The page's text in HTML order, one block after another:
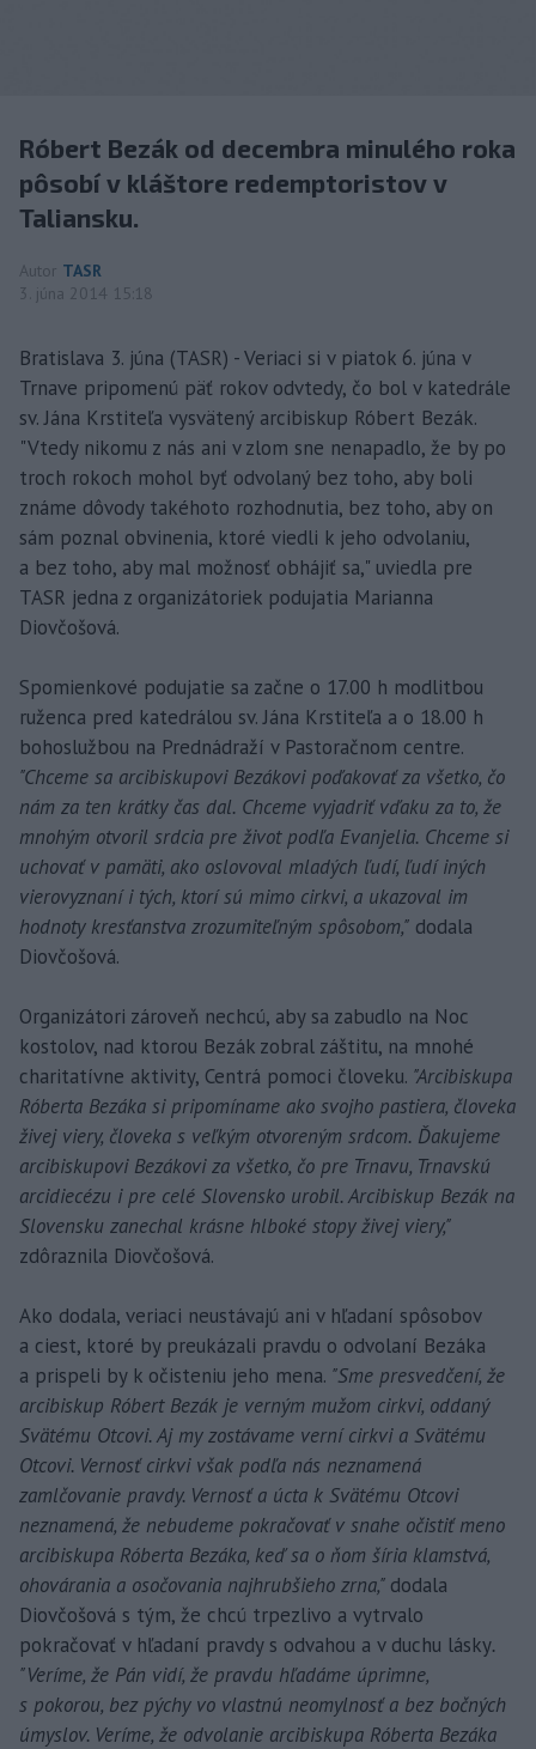
Róbert Bezák od decembra minulého roka
pôsobí v kláštore redemptoristov v
Taliansku.
Autor TASR
3. júna 2014 15:18
Bratislava 3. júna (TASR) - Veriaci si v piatok 6. júna v
Trnave pripomenú päť rokov odvtedy, čo bol v katedrále
sv. Jána Krstiteľa vysvätený arcibiskup Róbert Bezák.
"Vtedy nikomu z nás ani v zlom sne nenapadlo, že by po
troch rokoch mohol byť odvolaný bez toho, aby boli
známe dôvody takéhoto rozhodnutia, bez toho, aby on
sám poznal obvinenia, ktoré viedli k jeho odvolaniu,
a bez toho, aby mal možnosť obhájiť sa," uviedla pre
TASR jedna z organizátoriek podujatia Marianna
Diovčošová.
Spomienkové podujatie sa začne o 17.00 h modlitbou
ruženca pred katedrálou sv. Jána Krstiteľa a o 18.00 h
bohoslužbou na Prednádraží v Pastoračnom centre.
"Chceme sa arcibiskupovi Bezákovi poďakovať za všetko, čo
nám za ten krátky čas dal. Chceme vyjadriť vďaku za to, že
mnohým otvoril srdcia pre život podľa Evanjelia. Chceme si
uchovať v pamäti, ako oslovoval mladých ľudí, ľudí iných
vierovyznaní i tých, ktorí sú mimo cirkvi, a ukazoval im
hodnoty kresťanstva zrozumiteľným spôsobom," dodala
Diovčošová.
Organizátori zároveň nechcú, aby sa zabudlo na Noc
kostolov, nad ktorou Bezák zobral záštitu, na mnohé
charitatívne aktivity, Centrá pomoci človeku. "Arcibiskupa
Róberta Bezáka si pripomíname ako svojho pastiera, človeka
živej viery, človeka s veľkým otvoreným srdcom. Ďakujeme
arcibiskupovi Bezákovi za všetko, čo pre Trnavu, Trnavskú
arcidiecézu i pre celé Slovensko urobil. Arcibiskup Bezák na
Slovensku zanechal krásne hlboké stopy živej viery,"
zdôraznila Diovčošová.
Ako dodala, veriaci neustávajú ani v hľadaní spôsobov
a ciest, ktoré by preukázali pravdu o odvolaní Bezáka
a prispeli by k očisteniu jeho mena. "Sme presvedčení, že
arcibiskup Róbert Bezák je verným mužom cirkvi, oddaný
Svätému Otcovi. Aj my zostávame verní cirkvi a Svätému
Otcovi. Vernosť cirkvi však podľa nás neznamená
zamlčovanie pravdy. Vernosť a úcta k Svätému Otcovi
neznamená, že nebudeme pokračovať v snahe očistiť meno
arcibiskupa Róberta Bezáka, keď sa o ňom šíria klamstvá,
ohovárania a osočovania najhrubšieho zrna," dodala
Diovčošová s tým, že chcú trpezlivo a vytrvalo
pokračovať v hľadaní pravdy s odvahou a v duchu lásky.
"Veríme, že Pán vidí, že pravdu hľadáme úprimne,
s pokorou, bez pýchy vo vlastnú neomylnosť a bez bočných
úmyslov. Veríme, že odvolanie arcibiskupa Róberta Bezáka